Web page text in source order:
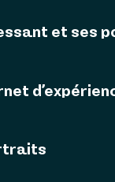
et ses
?